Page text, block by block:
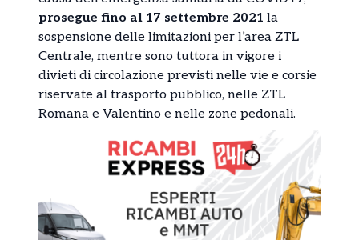
prosegue fino al 17 settembre 2021 la
sospensione delle limitazioni per l’area ZTL
Centrale, mentre sono tuttora in vigore i
divieti di circolazione previsti nelle vie e corsie
riservate al trasporto pubblico, nelle ZTL
Romana e Valentino e nelle zone pedonali.